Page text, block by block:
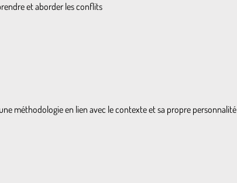
et aborder les conflits
méthodologie en lien avec le contexte et sa propre personnalité